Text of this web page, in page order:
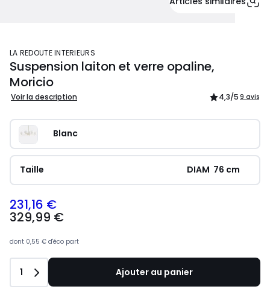
LA REDOUTE INTERIEURS
Suspension laiton et verre opaline,
Moricio
Voir la description 4,3/5 9 avis
Blanc
Taille DIAM  76 cm
231,16 €
329,99 €
dont 0,55 € d'éco part
Quantité
1 Ajouter au panier